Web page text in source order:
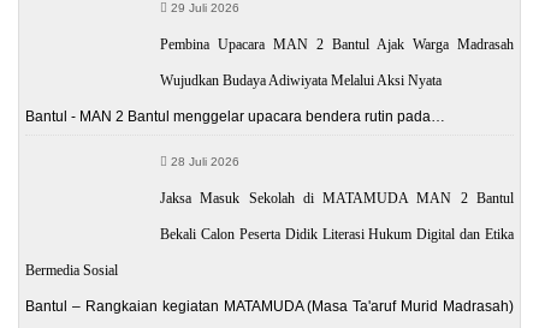
29 Juli 2026
Pembina Upacara MAN 2 Bantul Ajak Warga Madrasah
Wujudkan Budaya Adiwiyata Melalui Aksi Nyata
Bantul - MAN 2 Bantul menggelar upacara bendera rutin pada…
28 Juli 2026
Jaksa Masuk Sekolah di MATAMUDA MAN 2 Bantul
Bekali Calon Peserta Didik Literasi Hukum Digital dan Etika
Bermedia Sosial
Bantul – Rangkaian kegiatan MATAMUDA (Masa Ta'aruf Murid Madrasah)